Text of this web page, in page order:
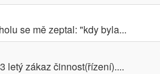
se mě zeptal: "kdy byla...
letý zákaz činnost(řízení)....